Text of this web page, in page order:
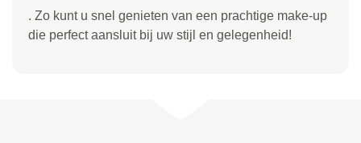
. Zo kunt u snel genieten van een prachtige make-up
die perfect aansluit bij uw stijl en gelegenheid!